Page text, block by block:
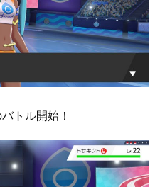
トル開始！